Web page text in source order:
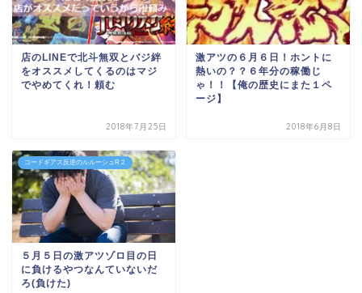
店のLINEで北斗無双とバジ絆
をオススメしてくるのはマジ
でやめてくれ！頼む
2018年7月25日
激アツの６月６日！ホントに
熱いの？？６年分の稼働じ
ゃ！！【俺の歴史にまた１ペ
ージ】
2018年6月8日
コードギアス反逆のルルーシュR２
５月５日の激アツゾロ目の日
に負けるやつなんていないだ
ろ(負けた)